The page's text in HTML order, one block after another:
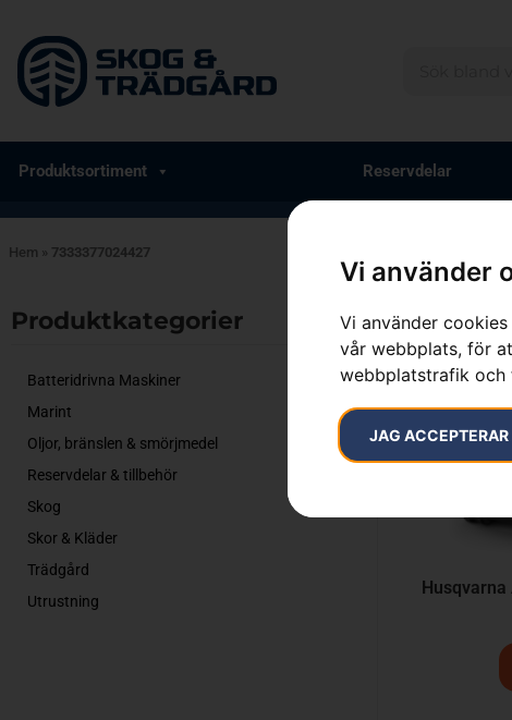
Vi använder
Vi använder
vår webbplats, för
webbplatstrafik och
JAG ACCEPTERAR
Produktsortiment Reservdelar
Hem » 7333377024427
Produktkategorier​
Batteridrivna Maskiner
Marint
Oljor, bränslen & smörjmedel
Reservdelar & tillbehör
Skog
Skor & Kläder
Trädgård
Utrustning
Endast ett